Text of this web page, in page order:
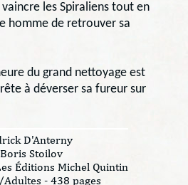
les Spiraliens tout en
homme de retrouver sa
du grand nettoyage est
à déverser sa fureur sur
D'Anterny
Boris Stoilov
Éditions Michel Quintin
- 438 pages